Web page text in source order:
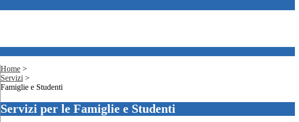
Home >
Servizi >
Famiglie e Studenti
Servizi per le Famiglie e Studenti